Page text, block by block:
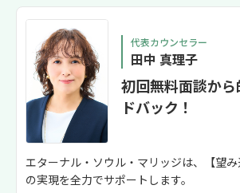
動出来るようになりまし、人間関係での
悩みも軽く捉えることが出来ています。
本当にありがとうございます。 温かいお
人柄と誠実な対応に、心から信頼できる
カウンセラーさんです。 これからもよろ
しくお願いします。
代表カウンセラー
田中 真理子
初回無料面談か
ドバック！
エターナル・ソウル・マリッジは、【望み
の実現を全力でサポートします。